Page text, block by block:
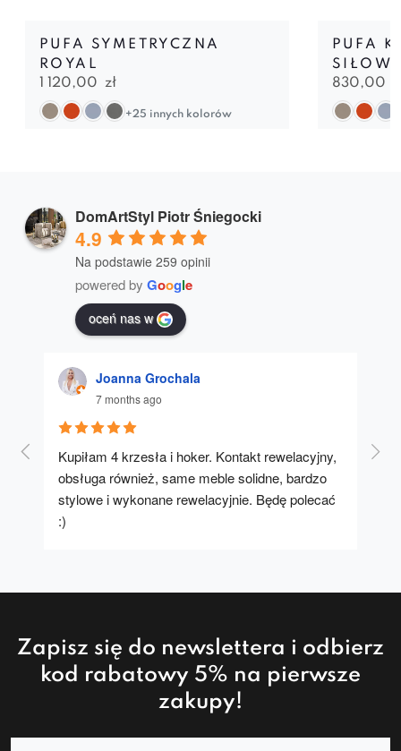
PUFA SYMETRYCZNA
ROYAL
1 120,00 zł
+25 innych kolorów
PUFA
830,00
DomArtStyl Piotr Śniegocki
4.9
Na podstawie 259 opinii
powered by Google
oceń nas w
Joanna Grochala
7 months ago
Kupiłam 4 krzesła i hoker. Kontakt rewelacyjny,
obsługa również, same meble solidne, bardzo
stylowe i wykonane rewelacyjnie. Będę polecać
:)
A
Zapisz się do newslettera i odbierz
kod rabatowy 5% na pierwsze
zakupy!